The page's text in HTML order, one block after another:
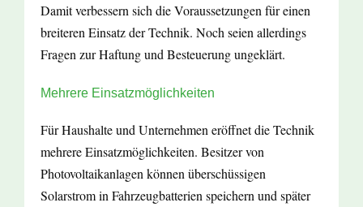
Damit verbessern sich die Voraussetzungen für einen
breiteren Einsatz der Technik. Noch seien allerdings
Fragen zur Haftung und Besteuerung ungeklärt.
Mehrere Einsatzmöglichkeiten
Für Haushalte und Unternehmen eröffnet die Technik
mehrere Einsatzmöglichkeiten. Besitzer von
Photovoltaikanlagen können überschüssigen
Solarstrom in Fahrzeugbatterien speichern und später